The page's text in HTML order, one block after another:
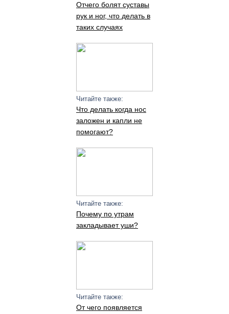
Отчего болят суставы
рук и ног, что делать в
таких случаях
Читайте также:
Что делать когда нос
заложен и капли не
помогают?
Читайте также:
Почему по утрам
закладывает уши?
Читайте также:
От чего появляется